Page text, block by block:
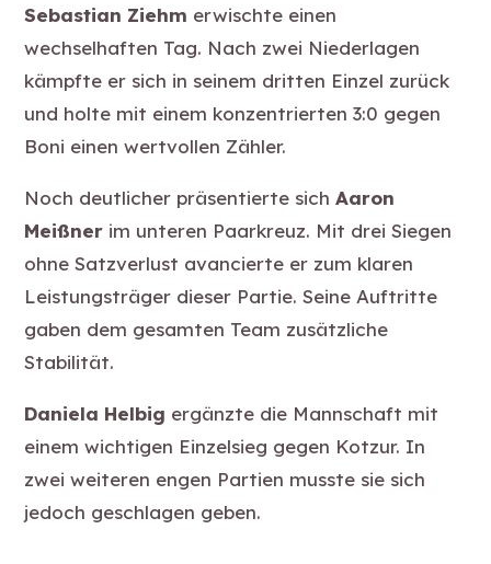
Sebastian Ziehm erwischte einen
wechselhaften Tag. Nach zwei Niederlagen
kämpfte er sich in seinem dritten Einzel zurück
und holte mit einem konzentrierten 3:0 gegen
Boni einen wertvollen Zähler.
Noch deutlicher präsentierte sichAaron
Meißner im unteren Paarkreuz. Mit drei Siegen
ohne Satzverlust avancierte er zum klaren
Leistungsträger dieser Partie. Seine Auftritte
gaben dem gesamten Team zusätzliche
Stabilität.
Daniela Helbig ergänzte die Mannschaft mit
einem wichtigen Einzelsieg gegen Kotzur. In
zwei weiteren engen Partien musste sie sich
jedoch geschlagen geben.